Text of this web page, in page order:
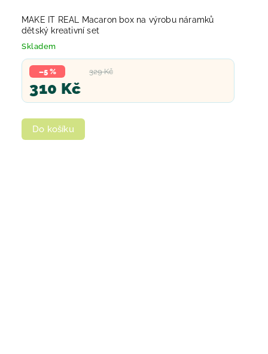
MAKE IT REAL Macaron box na výrobu náramků
dětský kreativní set
Skladem
329 Kč
–5 %
310 Kč
Do košíku